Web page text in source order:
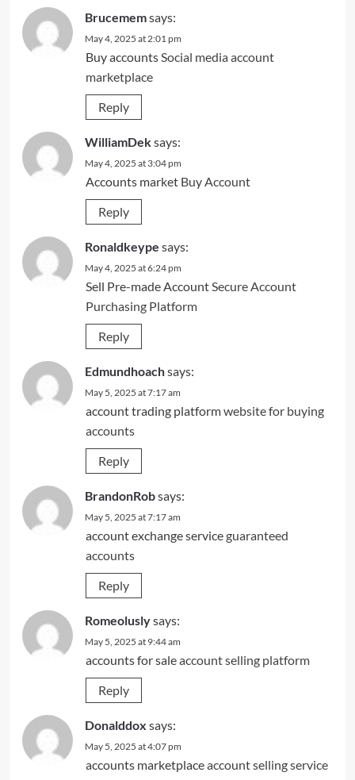
Brucememsays:
May 4, 2025 at 2:01 pm
Buy accountsSocial media account
marketplace
Reply
WilliamDeksays:
May 4, 2025 at 3:04 pm
Accounts market Buy Account
Reply
Ronaldkeype says:
May 4, 2025 at 6:24 pm
Sell Pre-made AccountSecure Account
Purchasing Platform
Reply
Edmundhoachsays:
May 5, 2025 at 7:17 am
account trading platformwebsite for buying
accounts
Reply
BrandonRobsays:
May 5, 2025 at 7:17 am
account exchange serviceguaranteed
accounts
Reply
Romeoluslysays:
May 5, 2025 at 9:44 am
accounts for saleaccount selling platform
Reply
Donalddox says:
May 5, 2025 at 4:07 pm
accounts marketplaceaccount selling service